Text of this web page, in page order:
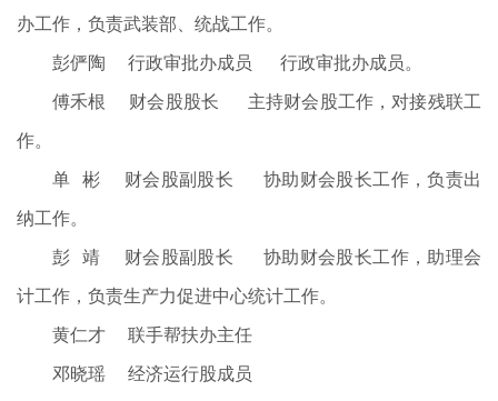
办工作，负责武装部、统战工作。
彭俨陶 行政审批办成员 行政审批办成员。
傅禾根 财会股股长 主持财会股工作，对接残联工
作。
单 彬 财会股副股长 协助财会股长工作，负责出
纳工作。
彭 靖 财会股副股长 协助财会股长工作，助理会
计工作，负责生产力促进中心统计工作。
黄仁才 联手帮扶办主任
邓晓瑶 经济运行股成员